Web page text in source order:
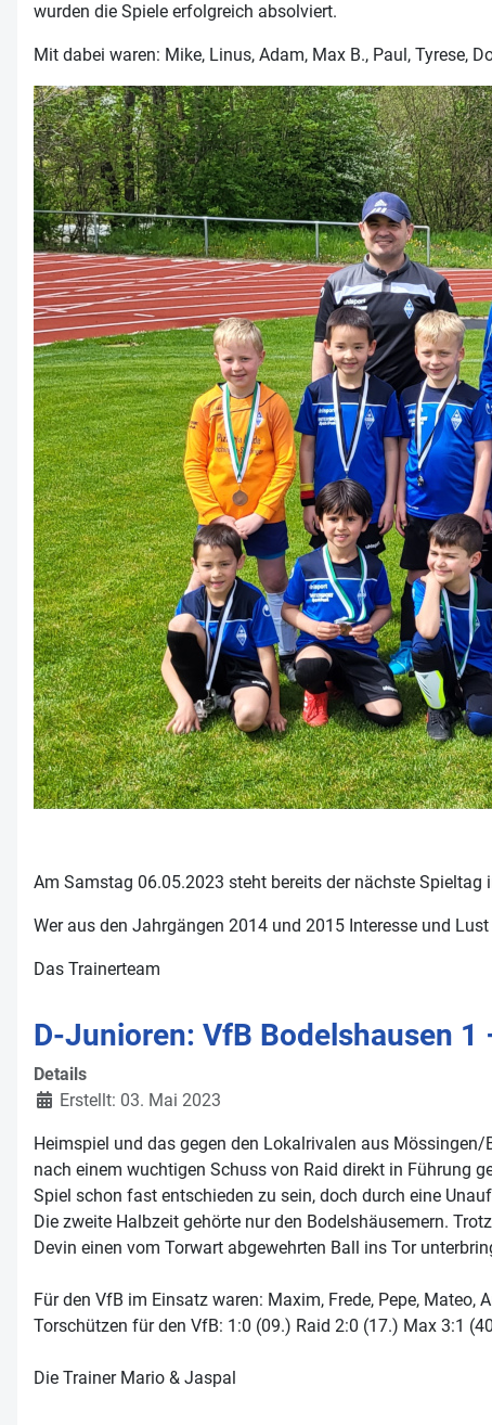
wurden die Spiele erfolgreich absolviert.
Mit dabei waren: Mike, Linus, Adam, Max B., Paul, Tyrese,
Am Samstag 06.05.2023 steht bereits der nächste Spieltag
Wer aus den Jahrgängen 2014 und 2015 Interesse und
Das Trainerteam
D-Junioren: VfB Bodelshausen
Details
Erstellt: 03. Mai 2023
Heimspiel und das gegen den Lokalrivalen aus
nach einem wuchtigen Schuss von Raid direkt in Führung
Spiel schon fast entschieden zu sein, doch durch eine
Die zweite Halbzeit gehörte nur den Bodelshäusemern.
Devin einen vom Torwart abgewehrten Ball ins Tor
Für den VfB im Einsatz waren: Maxim, Frede, Pepe, Mateo,
Torschützen für den VfB: 1:0 (09.) Raid 2:0 (17.) Max 3:1
Die Trainer Mario & Jaspal